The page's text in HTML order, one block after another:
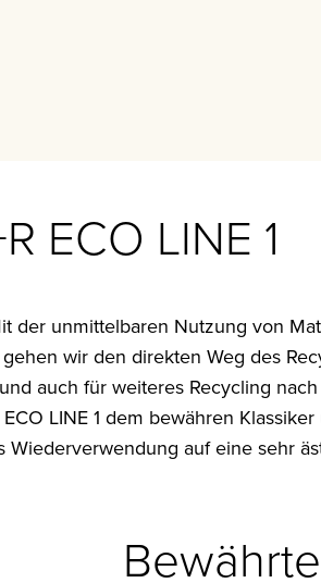
ECO LINE 1
der unmittelbaren Nutzung von
wir den direkten Weg des
auch für weiteres Recycling
LINE 1 dem bewähren
auf eine sehr